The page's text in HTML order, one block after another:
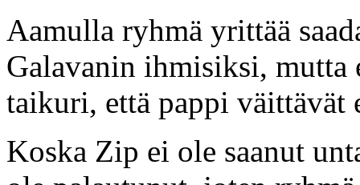
Aamulla ryhmä yrittää
Galavanin ihmisiksi, mutta
taikuri, että pappi väittävät
Koska Zip ei ole saanut